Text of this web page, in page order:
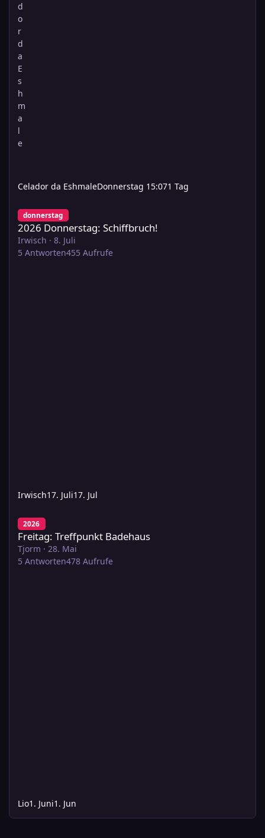
Celador da EshmaleDonnerstag 15:071 Tag
donnerstag
2026 Donnerstag: Schiffbruch!
Irwisch · 8. Juli
5 Antworten455 Aufrufe
Irwisch17. Juli17. Jul
Freitag: Treffpunkt Badehaus
2026
Freitag: Treffpunkt Badehaus
Tjorm · 28. Mai
5 Antworten478 Aufrufe
Lio1. Juni1. Jun